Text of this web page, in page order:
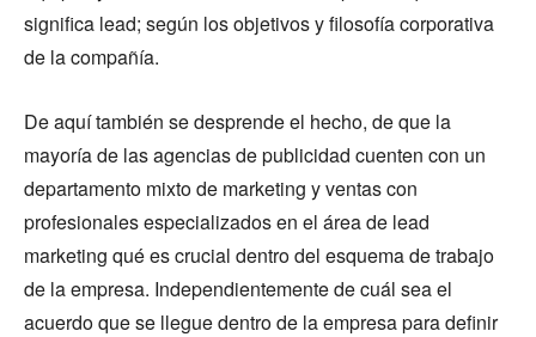
significa lead; según los objetivos y filosofía corporativa
de la compañía.
De aquí también se desprende el hecho, de que la
mayoría de las agencias de publicidad cuenten con un
departamento mixto de marketing y ventas con
profesionales especializados en el área de lead
marketing qué es crucial dentro del esquema de trabajo
de la empresa. Independientemente de cuál sea el
acuerdo que se llegue dentro de la empresa para definir